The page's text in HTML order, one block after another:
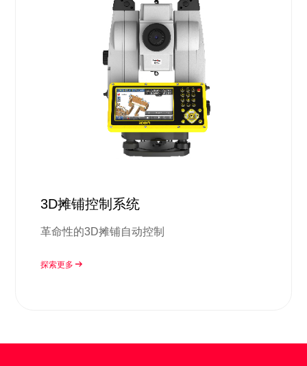
3D摊铺控制系统
革命性的3D摊铺自动控制
探索更多